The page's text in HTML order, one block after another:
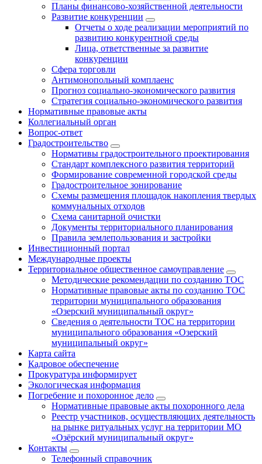
Планы финансово-хозяйственной деятельности
Развитие конкуренции
Отчеты о ходе реализации мероприятий по
развитию конкурентной среды
Лица, ответственные за развитие
конкуренции
Сфера торговли
Антимонопольный комплаенс
Прогноз социально-экономического развития
Стратегия социально-экономического развития
Нормативные правовые акты
Коллегиальный орган
Вопрос-ответ
Градостроительство
Нормативы градостроительного проектирования
Стандарт комплексного развития территорий
Формирование современной городской среды
Градостроительное зонирование
Схемы размещения площадок накопления твердых
коммунальных отходов
Схема санитарной очистки
Документы территориального планирования
Правила землепользования и застройки
Инвестиционный портал
Международные проекты
Территориальное общественное самоуправление
Методические рекомендации по созданию ТОС
Нормативные правовые акты по созданию ТОС
территории муниципального образования
«Озерский муниципальный округ»
Сведения о деятельности ТОС на территории
муниципального образования «Озерский
муниципальный округ»
Карта сайта
Кадровое обеспечение
Прокуратура информирует
Экологическая информация
Погребение и похоронное дело
Нормативные правовые акты похоронного дела
Реестр участников, осуществляющих деятельность
на рынке ритуальных услуг на территории МО
«Озёрский муниципальный округ»
Контакты
Телефонный справочник